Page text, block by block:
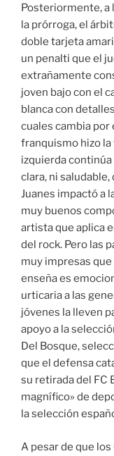
Posteriormente, a
la prórroga, el
doble tarjeta
un penalti que el
extrañamente
joven bajo con el
blanca con
cuales cambia por
franquismo hizo
izquierda
clara, ni saludable,
Juanes impactó a
muy buenos
artista que aplica
del rock. Pero las
muy impresas
enseña es
urticaria a las
jóvenes la lleven
apoyo a la
Del Bosque,
que el defensa
su retirada del FC
magnífico» de
la selección
A pesar de que